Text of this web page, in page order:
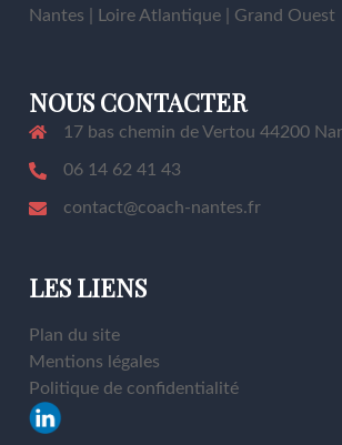
Nantes | Loire Atlantique | Grand Ouest
NOUS CONTACTER
17 bas chemin de Vertou 44200
06 14 62 41 43
contact@coach-nantes.fr
LES LIENS
Plan du site
Mentions légales
Politique de confidentialité